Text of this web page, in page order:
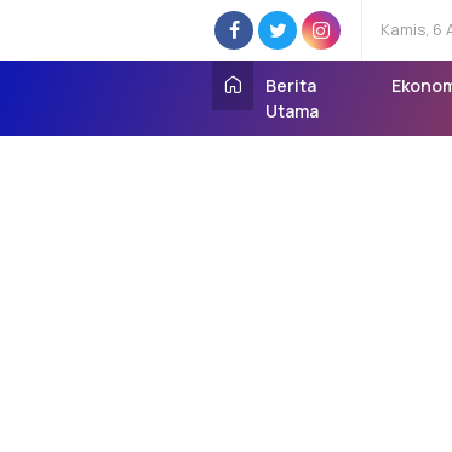
Kamis, 6
Berita
Utama